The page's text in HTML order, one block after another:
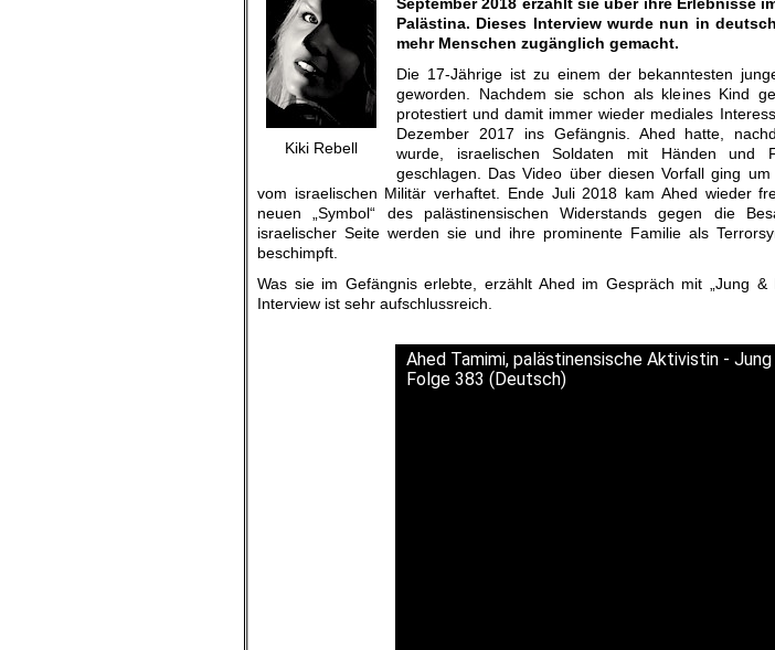
Kiki Rebell
Palästina. Dieses Interview wurde nun in
mehr Menschen zugänglich gemacht.
Die 17-Jährige ist zu einem der bekanntesten
geworden. Nachdem sie schon als kleines Kind
protestiert und damit immer wieder mediales
Dezember 2017 ins Gefängnis. Ahed hatte,
wurde, israelischen Soldaten mit Händen und
geschlagen. Das Video über diesen Vorfall ging
vom israelischen Militär verhaftet. Ende Juli 2018 kam Ahed wieder
neuen „Symbol“ des palästinensischen Widerstands gegen die
israelischer Seite werden sie und ihre prominente Familie als
beschimpft.
Was sie im Gefängnis erlebte, erzählt Ahed im Gespräch mit „Jung &
Interview ist sehr aufschlussreich.
Ahed Tamimi, palästinensische Aktivistin - Jung
Folge 383 (Deutsch)